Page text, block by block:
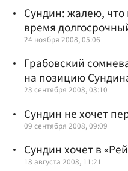
Сундин: жалею, что
время
24 ноября 2008, 05:06
Грабовский
на позицию
23 сентября 2008, 03:10
Сундин не хочет
09 сентября 2008, 09:09
Сундин хочет в
18 августа 2008, 11:21